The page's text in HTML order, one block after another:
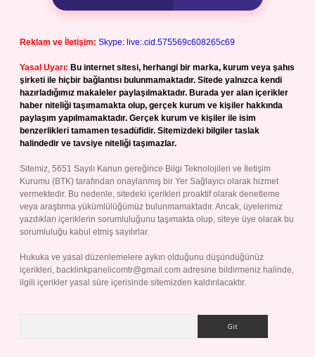
Reklam ve İletişim: Skype: live:.cid.575569c608265c69
Yasal Uyarı: Bu internet sitesi, herhangi bir marka, kurum veya şahıs
şirketi ile hiçbir bağlantısı bulunmamaktadır. Sitede yalnızca kendi
hazırladığımız makaleler paylaşılmaktadır. Burada yer alan içerikler
haber niteliği taşımamakta olup, gerçek kurum ve kişiler hakkında
paylaşım yapılmamaktadır. Gerçek kurum ve kişiler ile isim
benzerlikleri tamamen tesadüfidir. Sitemizdeki bilgiler taslak
halindedir ve tavsiye niteliği taşımazlar.
Sitemiz, 5651 Sayılı Kanun gereğince Bilgi Teknolojileri ve İletişim
Kurumu (BTK) tarafından onaylanmış bir Yer Sağlayıcı olarak hizmet
vermektedir. Bu nedenle, sitedeki içerikleri proaktif olarak denetleme
veya araştırma yükümlülüğümüz bulunmamaktadır. Ancak, üyelerimiz
yazdıkları içeriklerin sorumluluğunu taşımakta olup, siteye üye olarak bu
sorumluluğu kabul etmiş sayılırlar.
Hukuka ve yasal düzenlemelere aykırı olduğunu düşündüğünüz
içerikleri, backlinkpanelicomtr@gmail.com adresine bildirmeniz halinde,
ilgili içerikler yasal süre içerisinde sitemizden kaldırılacaktır.